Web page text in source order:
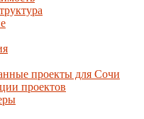
проекты для Сочи
проектов